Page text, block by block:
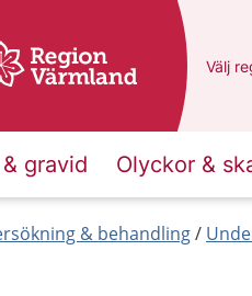
Du
Välj
gravid Olyckor &
& behandling